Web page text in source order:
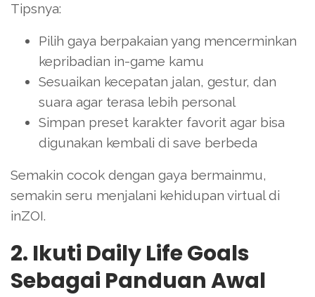
Tipsnya:
Pilih gaya berpakaian yang mencerminkan
kepribadian in-game kamu
Sesuaikan kecepatan jalan, gestur, dan
suara agar terasa lebih personal
Simpan preset karakter favorit agar bisa
digunakan kembali di save berbeda
Semakin cocok dengan gaya bermainmu,
semakin seru menjalani kehidupan virtual di
inZOI.
2. Ikuti Daily Life Goals
Sebagai Panduan Awal